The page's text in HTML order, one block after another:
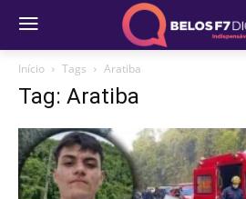
Início Tags Aratiba
Tag: Aratiba